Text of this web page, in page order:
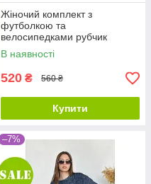
Жіночий комплект з
футболкою та
велосипедками рубчик
"Active" оптом | Норма і
батал| Розпродаж моделі
В наявності
520 ₴ 560 ₴
Купити
–7%